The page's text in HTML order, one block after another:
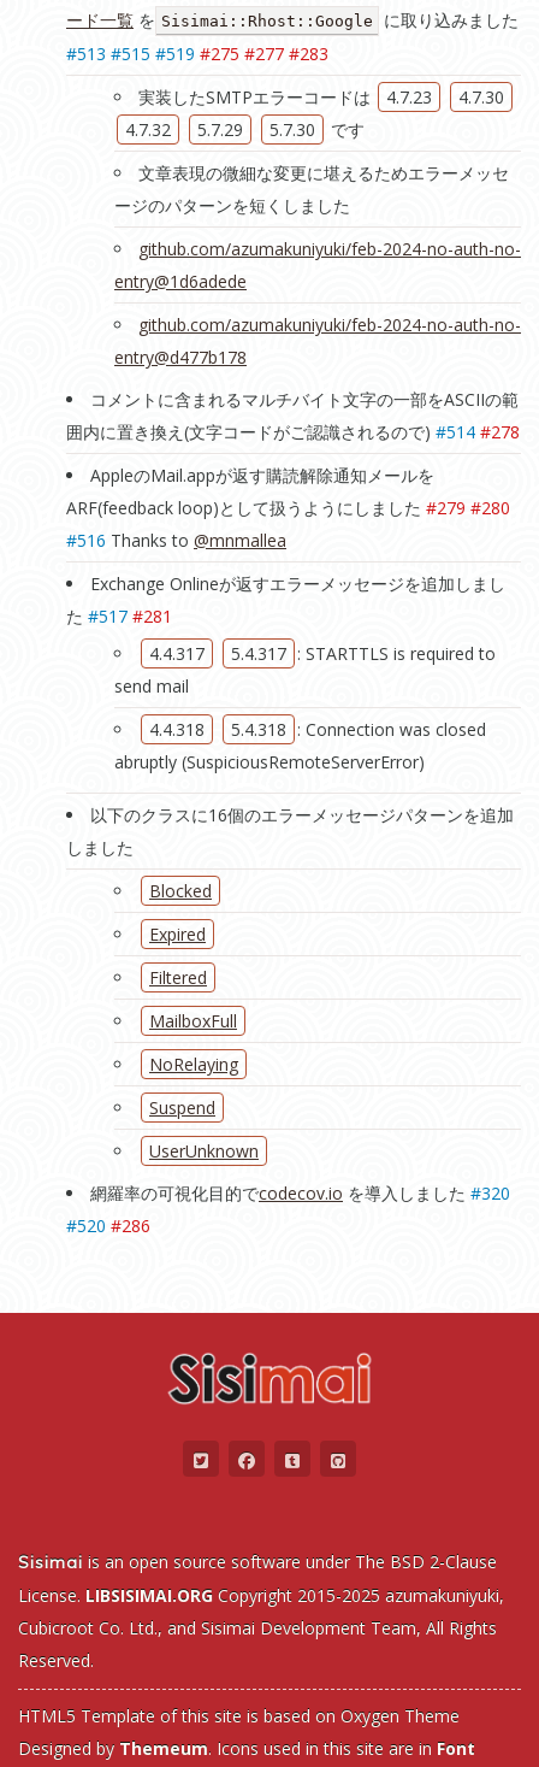
ード一覧 を Sisimai::Rhost::Google
に取り込みました
#513 #515 #519 #275 #277 #283
実装したSMTPエラーコードは
4.7.23
4.7.30
4.7.32
5.7.29 5.7.30
です
文章表現の微細な変更に堪えるためエラーメッセ
ージのパターンを短くしました
github.com/azumakuniyuki/feb-2024-no-auth-no-
entry@1d6adede
github.com/azumakuniyuki/feb-2024-no-auth-no-
entry@d477b178
コメントに含まれるマルチバイト文字の一部をASCIIの範
囲内に置き換え(文字コードがご認識されるので) #514 #278
AppleのMail.appが返す購読解除通知メールを
ARF(feedback loop)として扱うようにしました #279 #280
#516 Thanks to @mnmallea
Exchange Onlineが返すエラーメッセージを追加しまし
た #517 #281
4.4.317
5.4.317 : STARTTLS is required to
send mail
4.4.318
5.4.318 : Connection was closed
abruptly (SuspiciousRemoteServerError)
以下のクラスに16個のエラーメッセージパターンを追加
しました
Blocked
Expired
Filtered
MailboxFull
NoRelaying
Suspend
UserUnknown
網羅率の可視化目的でcodecov.io を導入しました #320
#520 #286
Sisimai is an open source software under The BSD 2-Clause
License. LIBSISIMAI.ORG Copyright 2015-2025 azumakuniyuki,
Cubicroot Co. Ltd., and Sisimai Development Team, All Rights
Reserved.
HTML5 Template of this site is based on Oxygen Theme
Designed by Themeum. Icons used in this site are in Font